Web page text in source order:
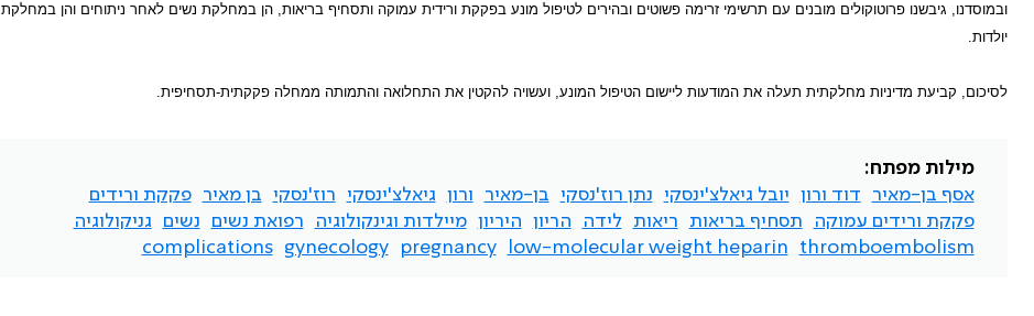
ובמוסדנו, גיבשנו פרוטוקולים מובנים עם תרשימי זרימה פשוטים ובהירים לטיפול מונע בפקקת ורידית עמוקה ותסחיף בריאות, הן במחלקת נשים לאחר ניתוחים והן במחלקת
יולדות.
לסיכום, קביעת מדיניות מחלקתית תעלה את המודעות ליישום הטיפול המונע, ועשויה להקטין את התחלואה והתמותה ממחלה פקקתית-תסחיפית.
מילות מפתח:
אסף בן-מאיר
דוד ורון יובל גיאלצ'ינסקי נתן רוז'נסקי בן-מאיר ורון גיאלצ'ינסקי רוז'נסקי בן מאיר
פקקת ורידים
פקקת ורידים עמוקה
תסחיף בריאות ריאות לידה הריון היריון מיילדות וגינקולוגיה רפואת נשים נשים
גניקולוגיה
thromboembolism
low-molecular weight heparin
pregnancy
gynecology
complications